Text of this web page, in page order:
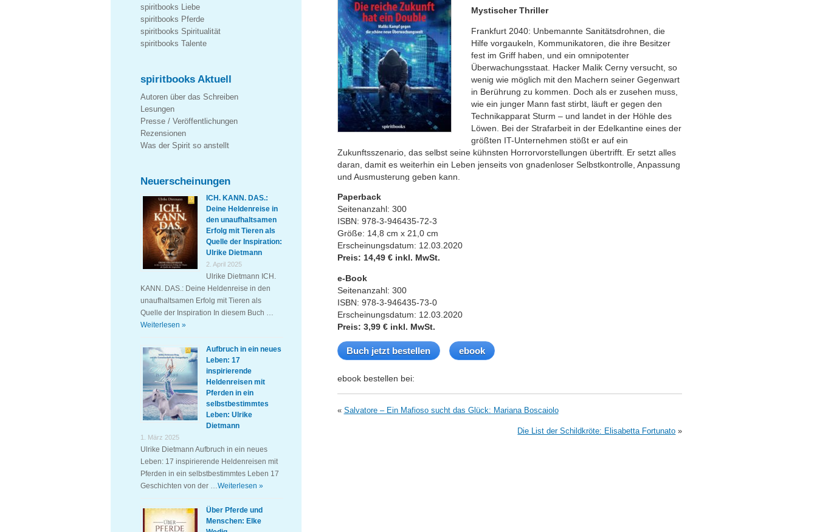
Mystischer Thriller
Frankfurt 2040: Unbemannte Sanitätsdrohnen, die
Hilfe vorgaukeln, Kommunikatoren, die ihre Besitzer
fest im Griff haben, und ein omnipotenter
Überwachungsstaat. Hacker Malik Cerny versucht, so
wenig wie möglich mit den Machern seiner Gegenwart
in Berührung zu kommen. Doch als er zusehen muss,
wie ein junger Mann fast stirbt, läuft er gegen den
Technikapparat Sturm – und landet in der Höhle des
Löwen. Bei der Strafarbeit in der Edelkantine eines der
größten IT-Unternehmen stößt er auf ein
Zukunftsszenario, das selbst seine kühnsten Horrorvorstellungen übertrifft. Er setzt alles
daran, damit es weiterhin ein Leben jenseits von gnadenloser Selbstkontrolle, Anpassung
und Ausmusterung geben kann.
Paperback
Seitenanzahl: 300
ISBN: 978-3-946435-72-3
Größe: 14,8 cm x 21,0 cm
Erscheinungsdatum: 12.03.2020
Preis: 14,49 € inkl. MwSt.
e-Book
Seitenanzahl: 300
ISBN: 978-3-946435-73-0
Erscheinungsdatum: 12.03.2020
Preis: 3,99 € inkl. MwSt.
Buch jetzt bestellen ebook
ebook bestellen bei:
« Salvatore – Ein Mafioso sucht das Glück: Mariana Boscaiolo
Die List der Schildkröte: Elisabetta Fortunato »
spiritbooks Liebe
spiritbooks Pferde
spiritbooks Spiritualität
spiritbooks Talente
spiritbooks Aktuell
Autoren über das Schreiben
Lesungen
Presse / Veröffentlichungen
Rezensionen
Was der Spirit so anstellt
Neuerscheinungen
ICH. KANN. DAS.:
Deine Heldenreise in
den unaufhaltsamen
Erfolg mit Tieren als
Quelle der Inspiration:
Ulrike Dietmann
2. April 2025
Ulrike Dietmann ICH.
KANN. DAS.: Deine Heldenreise in den
unaufhaltsamen Erfolg mit Tieren als
Quelle der Inspiration In diesem Buch …
Weiterlesen »
Aufbruch in ein neues
Leben: 17
inspirierende
Heldenreisen mit
Pferden in ein
selbstbestimmtes
Leben: Ulrike
Dietmann
1. März 2025
Ulrike Dietmann Aufbruch in ein neues
Leben: 17 inspirierende Heldenreisen mit
Pferden in ein selbstbestimmtes Leben 17
Geschichten von der …Weiterlesen »
Über Pferde und
Menschen: Elke